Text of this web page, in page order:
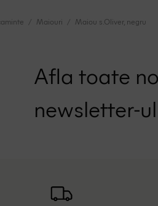
Maiouri Maiou s.Oliver, negru
Afla toate
newsletter-